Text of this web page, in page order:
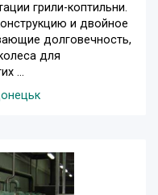
грили-коптильни.
и двойное
долговечность,
для
...